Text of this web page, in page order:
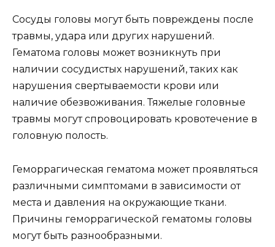
Сосуды головы могут быть повреждены после
травмы, удара или других нарушений.
Гематома головы может возникнуть при
наличии сосудистых нарушений, таких как
нарушения свертываемости крови или
наличие обезвоживания. Тяжелые головные
травмы могут спровоцировать кровотечение в
головную полость.
Геморрагическая гематома может проявляться
различными симптомами в зависимости от
места и давления на окружающие ткани.
Причины геморрагической гематомы головы
могут быть разнообразными.